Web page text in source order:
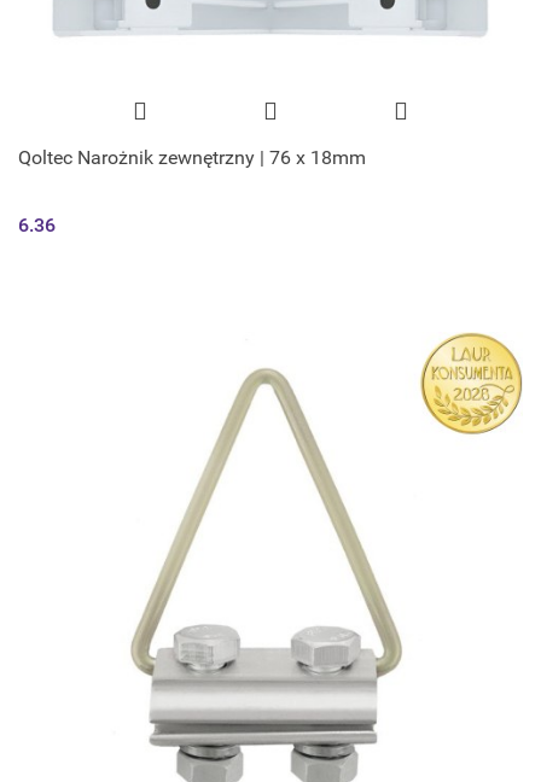
Qoltec Narożnik zewnętrzny | 76 x 18mm
6.36